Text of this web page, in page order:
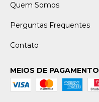
Quem Somos
Perguntas Frequentes
Contato
MEIOS DE PAGAMENTO